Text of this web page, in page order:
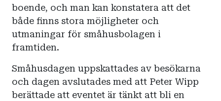
boende, och man kan konstatera att det
både finns stora möjligheter och
utmaningar för småhusbolagen i
framtiden.
Småhusdagen uppskattades av besökarna
och dagen avslutades med att Peter Wipp
berättade att eventet är tänkt att bli en